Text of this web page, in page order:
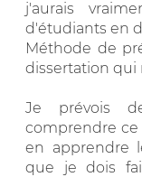
j'aurais
d'étudiants en
Méthode de
dissertation qui
Je prévois
comprendre ce
en apprendre
que je dois